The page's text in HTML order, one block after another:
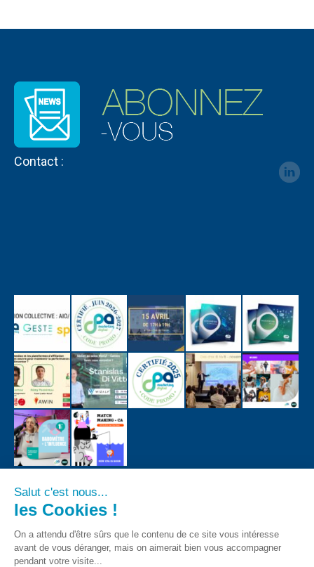
Contact :
Salut c'est nous...
les Cookies !
On a attendu d'être sûrs que le contenu de ce site vous intéresse
avant de vous déranger, mais on aimerait bien vous accompagner
pendant votre visite...